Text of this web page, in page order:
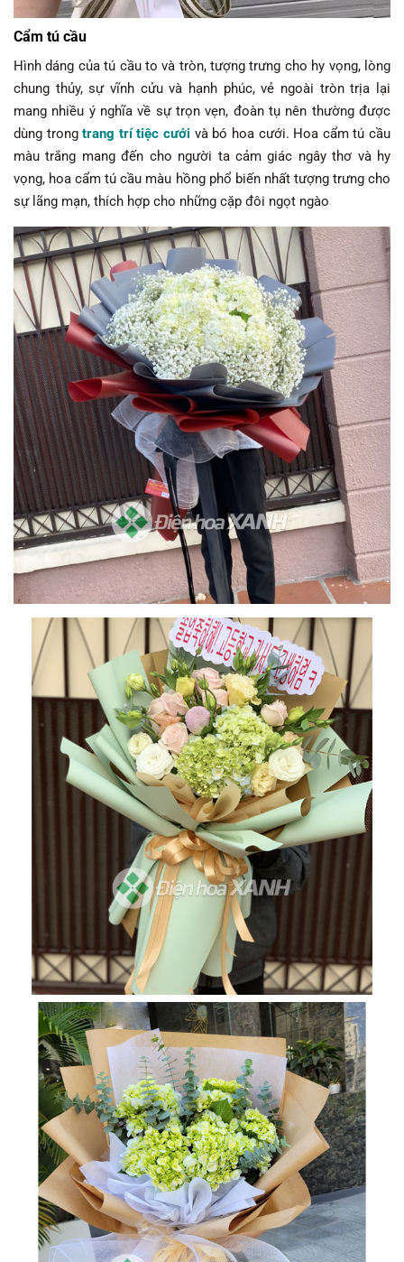
Cẩm tú cầu
Hình dáng của tú cầu to và tròn, tượng trưng cho hy vọng, lòng
chung thủy, sự vĩnh cửu và hạnh phúc, vẻ ngoài tròn trịa lại
mang nhiều ý nghĩa về sự trọn vẹn, đoàn tụ nên thường được
dùng trongtrang trí tiệc cưới và bó hoa cưới. Hoa cẩm tú cầu
màu trắng mang đến cho người ta cảm giác ngây thơ và hy
vọng, hoa cẩm tú cầu màu hồng phổ biến nhất tượng trưng cho
sự lãng mạn, thích hợp cho những cặp đôi ngọt ngào